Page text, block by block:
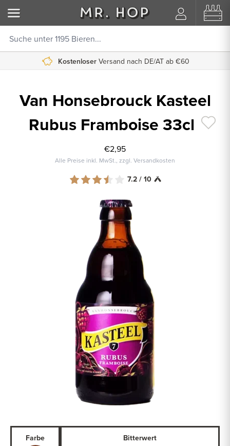
Kostenloser Versand nach DE/AT ab €60
Van Honsebrouck Kasteel
Rubus Framboise 33cl
€2,95
Alle Preise inkl. MwSt., zzgl. Versandkosten
7.2 / 10
Farbe Bitterwert